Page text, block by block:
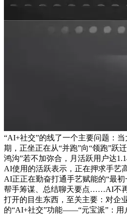
“AI+社交”的线了一个主要问题：
期，正坐正在从“并跑”向“领跑”跃
鸿沟”若不加弥合，月活跃用户达
AI使用的活跃表示，正在押求手艺
AI正正在勤奋打通手艺赋能的“最
帮手筹谋、总结聊天要点……AI不
打开的目生东西，至关主要：对企
的“AI+社交”功能——“元宝派”：用